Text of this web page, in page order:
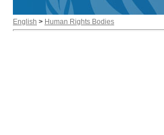
English > Human Rights Bodies